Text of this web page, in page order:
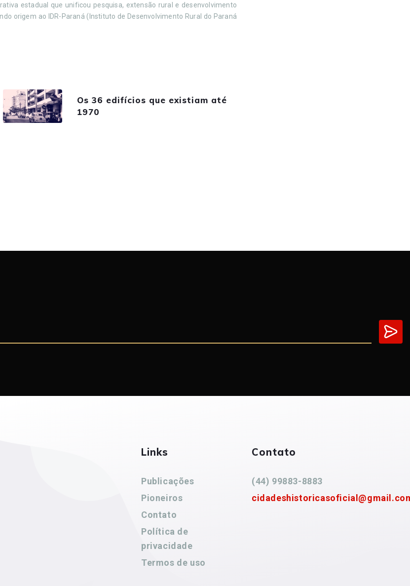
estadual que unificou pesquisa, extensão rural e desenvolvimento
origem ao IDR-Paraná (Instituto de Desenvolvimento Rural do Paraná
Os 36 edifícios que existiam até
1970
Links
Publicações
Pioneiros
Contato
Política de
privacidade
Termos de uso
Contato
(44) 99883-8883